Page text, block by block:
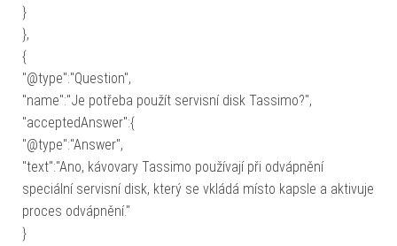
}
},
{
"@type":"Question",
"name":"Je potřeba použít servisní disk Tassimo?",
"acceptedAnswer":{
"@type":"Answer",
"text":"Ano, kávovary Tassimo používají při odvápnění
speciální servisní disk, který se vkládá místo kapsle a aktivuje
proces odvápnění."
}